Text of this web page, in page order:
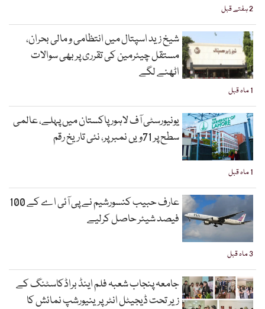
2 ہفتے قبل
1 ماہ قبل
شیخ زید اسپتال میں انتظامی و مالی بحران،
مستقل چیئرمین کی تقرری پر بھی سوالات
اٹھنے لگے
1 ماہ قبل
یونیورسٹی آف لاہور پاکستان میں پہلے، عالمی
سطح پر 71ویں نمبر پر، نئی تاریخ رقم
3 ماہ قبل
عارف حبیب کنسورشیم نے پی آئی اے کے 100
فیصد شیئر حاصل کرلیے
جامعہ پنجاب شعبہ فلم اینڈ براڈکاسٹنگ کے
زیر تحت ڈیجیٹل انٹرپرینیورشپ نمائش کا